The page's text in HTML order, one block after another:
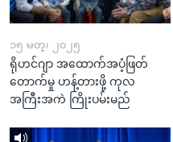
၁၅ မတ္၊ ၂၀၂၅
ရိုဟင်ဂျာ အထောက်အပံ့ဖြတ်
တောက်မှု ဟန့်တားဖို့ ကုလ
အကြီးအကဲ ကြိုးပမ်းမည်